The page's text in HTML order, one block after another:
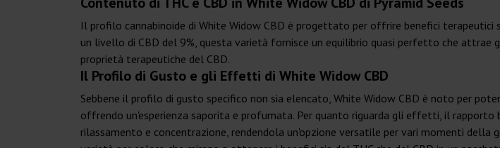
Il profilo cannabinoide di White Widow CBD è progettato per offrire benefici
un livello di CBD del 9%, questa varietà fornisce un equilibrio quasi perfetto che
proprietà terapeutiche del CBD.
Il Profilo di Gusto e gli Effetti di White Widow CBD
Sebbene il profilo di gusto specifico non sia elencato, White Widow CBD è noto per
offrendo un'esperienza saporita e profumata. Per quanto riguarda gli effetti, il rapporto
rilassamento e concentrazione, rendendola un'opzione versatile per vari momenti della